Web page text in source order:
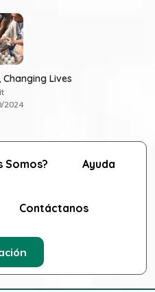
Changing Lives
it
2024
Somos? Ayuda
Contáctanos